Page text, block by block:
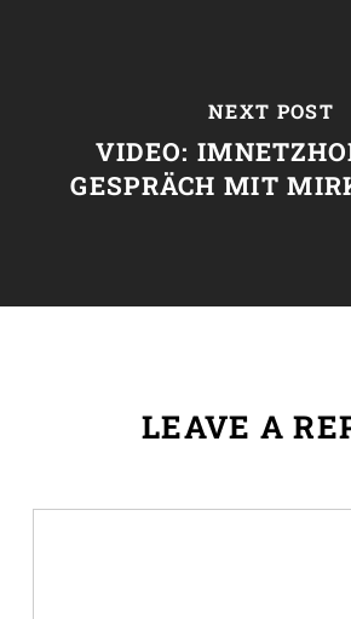
NEXT POST
VIDEO:
GESPRÄCH MIT
LEAVE A